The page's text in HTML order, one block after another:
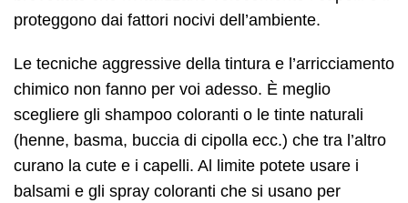
proteggono dai fattori nocivi dell’ambiente.
Le tecniche aggressive della tintura e l’arricciamento
chimico non fanno per voi adesso. È meglio
scegliere gli shampoo coloranti o le tinte naturali
(henne, basma, buccia di cipolla ecc.) che tra l’altro
curano la cute e i capelli. Al limite potete usare i
balsami e gli spray coloranti che si usano per